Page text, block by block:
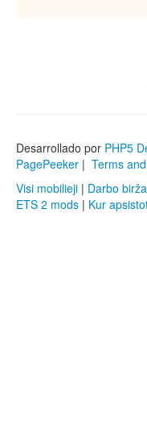
Desarrollado por PHP5
PagePeeker | Terms
Visi mobilieji | Darbo birža
ETS 2 mods | Kur